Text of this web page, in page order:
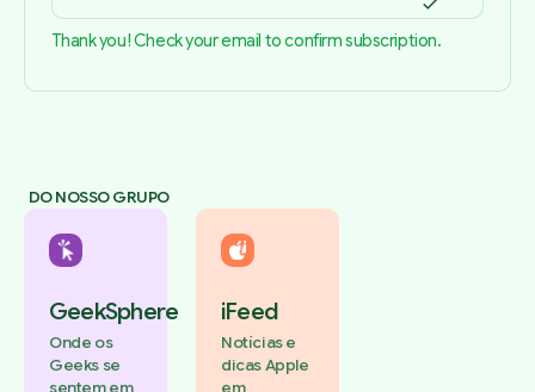
Thank you! Check your email to confirm subscription.
DO NOSSO GRUPO
GeekSphere
Onde os
Geeks se
sentem em
iFeed
Notícias e
dicas Apple
em